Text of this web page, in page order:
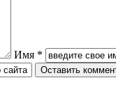
Имя *